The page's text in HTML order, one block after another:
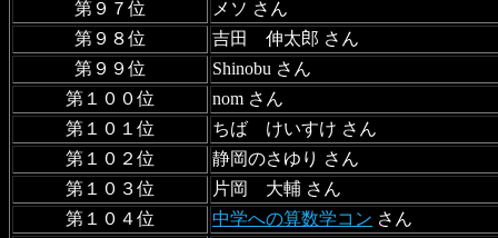
第９７位
メソ さん
第９８位
吉田 伸太郎 さん
第９９位
Shinobu さん
第１００位
nom さん
第１０１位
ちば けいすけ さん
第１０２位
静岡のさゆり さん
第１０３位
片岡 大輔 さん
第１０４位
中学への算数学コン さん